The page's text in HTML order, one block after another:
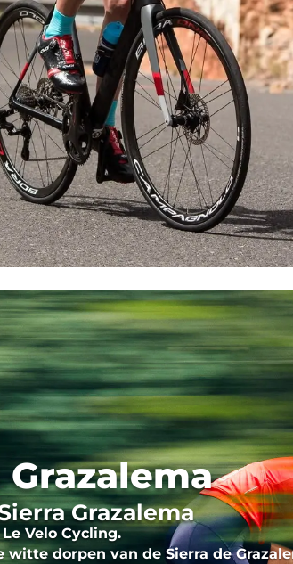
Grazalema
Le Velo Cycling.
witte dorpen van de Sierra de